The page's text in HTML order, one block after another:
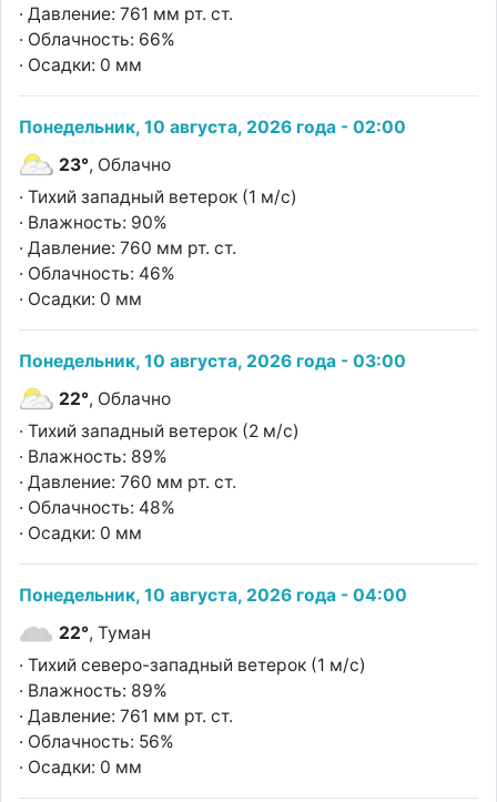
· Давление: 761 мм рт. ст.
· Облачность: 66%
· Осадки: 0 мм
Понедельник, 10 августа, 2026 года - 02:00
23°, Облачно
· Тихий западный ветерок (1 м/с)
· Влажность: 90%
· Давление: 760 мм рт. ст.
· Облачность: 46%
· Осадки: 0 мм
Понедельник, 10 августа, 2026 года - 03:00
22°, Облачно
· Тихий западный ветерок (2 м/с)
· Влажность: 89%
· Давление: 760 мм рт. ст.
· Облачность: 48%
· Осадки: 0 мм
Понедельник, 10 августа, 2026 года - 04:00
22°, Туман
· Тихий северо-западный ветерок (1 м/с)
· Влажность: 89%
· Давление: 761 мм рт. ст.
· Облачность: 56%
· Осадки: 0 мм